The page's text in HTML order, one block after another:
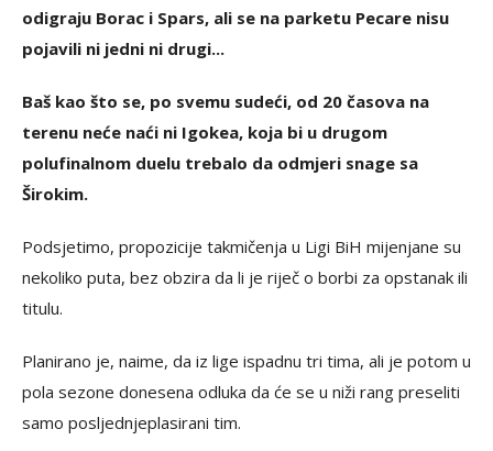
odigraju Borac i Spars, ali se na parketu Pecare nisu
pojavili ni jedni ni drugi...
Baš kao što se, po svemu sudeći, od 20 časova na
terenu neće naći ni Igokea, koja bi u drugom
polufinalnom duelu trebalo da odmjeri snage sa
Širokim.
Podsjetimo, propozicije takmičenja u Ligi BiH mijenjane su
nekoliko puta, bez obzira da li je riječ o borbi za opstanak ili
titulu.
Planirano je, naime, da iz lige ispadnu tri tima, ali je potom u
pola sezone donesena odluka da će se u niži rang preseliti
samo posljednjeplasirani tim.